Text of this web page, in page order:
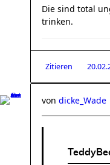
Die sind total
trinken.
Zitieren
von dicke_Wade